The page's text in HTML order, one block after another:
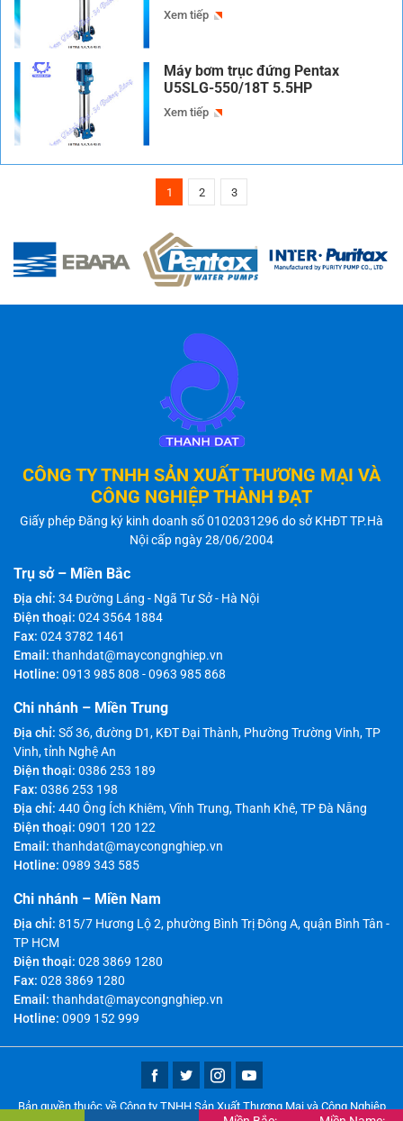
Xem tiếp
Máy bơm trục đứng Pentax
U5SLG-550/18T 5.5HP
Xem tiếp
1 2 3
CÔNG TY TNHH SẢN XUẤT THƯƠNG MẠI VÀ
CÔNG NGHIỆP THÀNH ĐẠT
Giấy phép Đăng ký kinh doanh số 0102031296 do sở KHĐT TP.Hà
Nội cấp ngày 28/06/2004
Trụ sở – Miền Bắc
Địa chỉ: 34 Đường Láng - Ngã Tư Sở - Hà Nội
Điện thoại: 024 3564 1884
Fax: 024 3782 1461
Email: thanhdat@maycongnghiep.vn
Hotline: 0913 985 808 -0963 985 868
Chi nhánh – Miền Trung
Địa chỉ: Số 36, đường D1, KĐT Đại Thành, Phường Trường Vinh, TP
Vinh, tỉnh Nghệ An
Điện thoại: 0386 253 189
Fax: 0386 253 198
Địa chỉ: 440 Ông Ích Khiêm, Vĩnh Trung, Thanh Khê, TP Đà Nẵng
Điện thoại: 0901 120 122
Email: thanhdat@maycongnghiep.vn
Hotline: 0989 343 585
Chi nhánh – Miền Nam
Địa chỉ: 815/7 Hương Lộ 2, phường Bình Trị Đông A, quận Bình Tân -
TP HCM
Điện thoại: 028 3869 1280
Fax: 028 3869 1280
Email: thanhdat@maycongnghiep.vn
Hotline: 0909 152 999
Bản quyền thuộc về Công ty TNHH Sản Xuất Thương Mại và Công Nghiệp